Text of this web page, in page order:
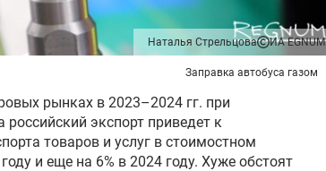
Наталья Стрельцова ИА EGNUM
Заправка автобуса газом
рынках в 2023–2024 гг. при
экспорт приведет к
товаров и услуг в стоимостном
и еще на 6% в 2024 году. Хуже обстоят